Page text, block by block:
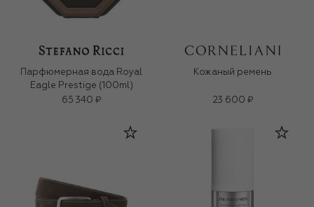
Парфюмерная вода Royal
Eagle Prestige (100ml)
65 340 ₽
Кожаный ремень
23 600 ₽